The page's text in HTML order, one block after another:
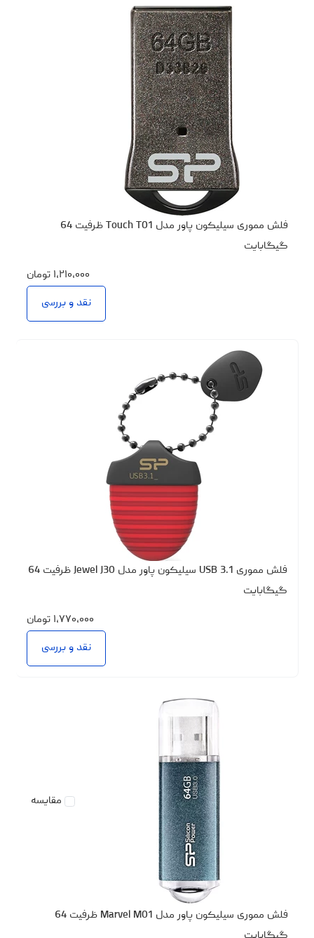
فلش مموری سیلیکون پاور مدل Touch T01 ظرفیت 64
گیگابایت
۱،۲۱۰،۰۰۰ تومان
نقد و بررسی
فلش مموری USB 3.1 سیلیکون پاور مدل Jewel J30 ظرفیت 64
گیگابایت
۱،۷۷۰،۰۰۰ تومان
نقد و بررسی
مقایسه
فلش مموری سیلیکون پاور مدل Marvel M01 ظرفیت 64